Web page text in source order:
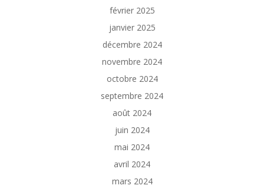
février 2025
janvier 2025
décembre 2024
novembre 2024
octobre 2024
septembre 2024
août 2024
juin 2024
mai 2024
avril 2024
mars 2024